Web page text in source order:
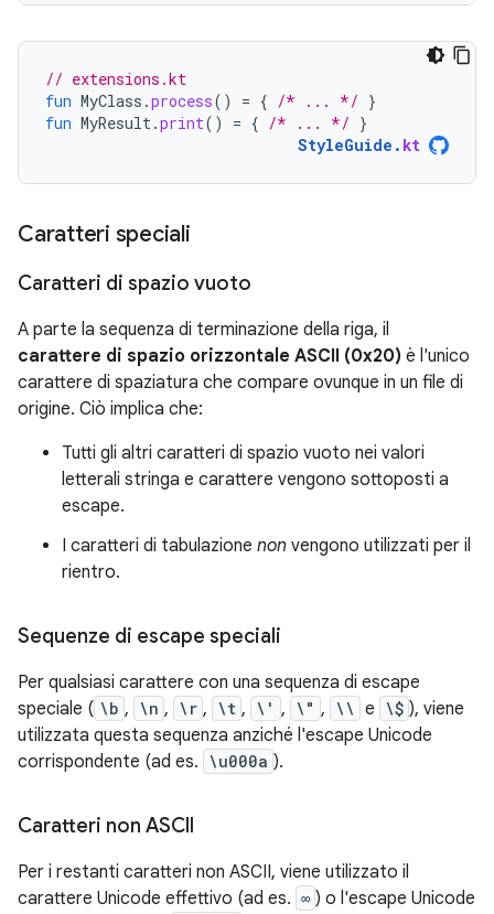
// extensions.kt
fun MyClass .process() = { /* ... */ }
fun MyResult.print() = { /* ... */ }
StyleGuide . kt
Caratteri speciali
Caratteri di spazio vuoto
A parte la sequenza di terminazione della riga, il
carattere di spazio orizzontale ASCII (0x20) è l'unico
carattere di spaziatura che compare ovunque in un file di
origine. Ciò implica che:
Tutti gli altri caratteri di spazio vuoto nei valori
letterali stringa e carattere vengono sottoposti a
escape.
I caratteri di tabulazione non vengono utilizzati per il
rientro.
Sequenze di escape speciali
Per qualsiasi carattere con una sequenza di escape
speciale ( \b , \n , \r , \t , \' , \" , \\ e \$ ), viene
utilizzata questa sequenza anziché l'escape Unicode
corrispondente (ad es. \u000a ).
Caratteri non ASCII
Per i restanti caratteri non ASCII, viene utilizzato il
carattere Unicode effettivo (ad es. ∞ ) o l'escape Unicode